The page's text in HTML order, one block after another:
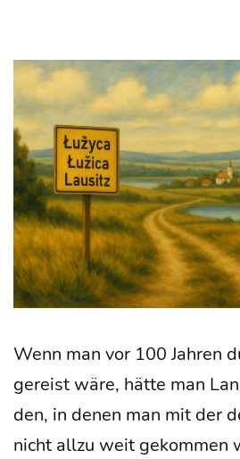
Wenn man vor 100 Jah­ren
gereist wäre, hät­te man
den, in denen man mit der
nicht all­zu weit gekom­men